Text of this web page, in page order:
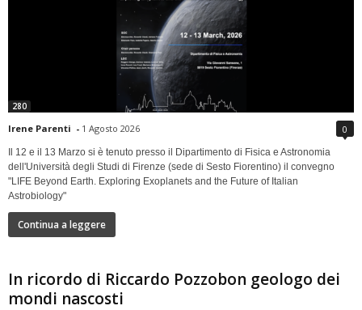
280
Irene Parenti - 1 Agosto 2026 0
Il 12 e il 13 Marzo si è tenuto presso il Dipartimento di Fisica e Astronomia
dell'Università degli Studi di Firenze (sede di Sesto Fiorentino) il convegno
"LIFE Beyond Earth. Exploring Exoplanets and the Future of Italian
Astrobiology"
Continua a leggere
In ricordo di Riccardo Pozzobon geologo dei
mondi nascosti